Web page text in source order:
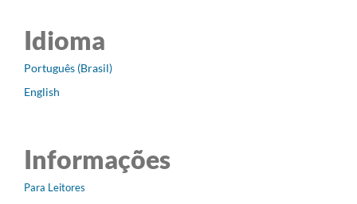
Idioma
Português (Brasil)
English
Informações
Para Leitores